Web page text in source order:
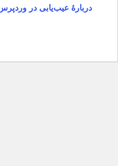
دربارهٔ عیب‌یابی در وردپرس